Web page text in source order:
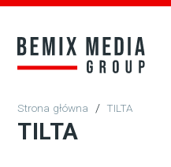
/ TILTA
TILTA